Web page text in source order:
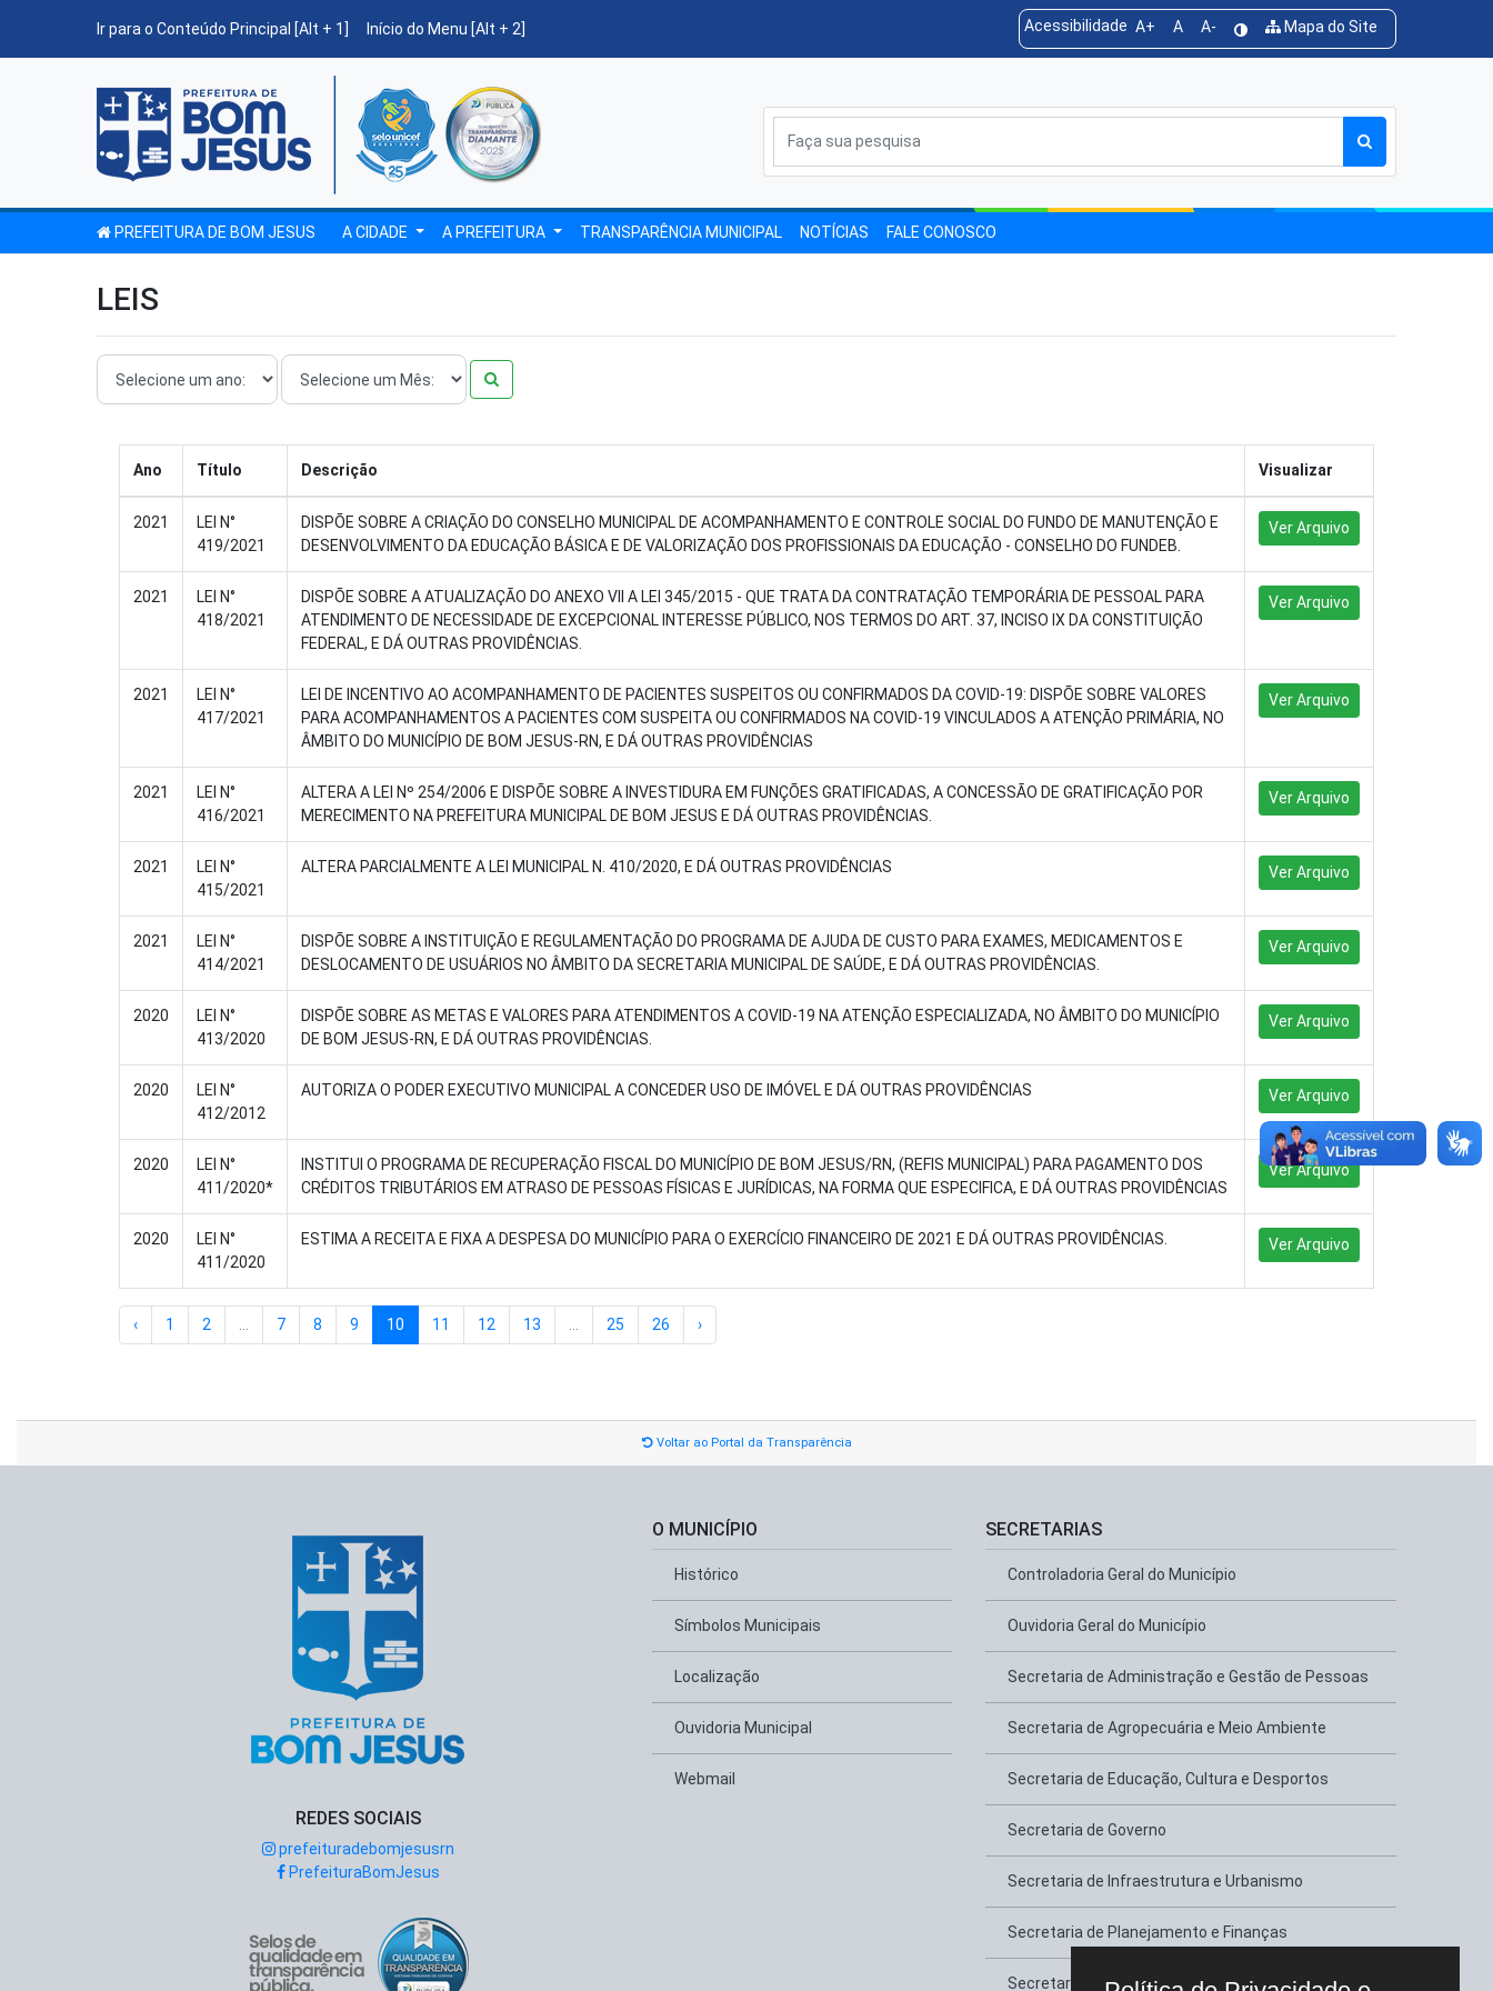
Ir para o Conteúdo Principal [Alt + 1] Início do Menu [Alt + 2] Acessibilidade A+ A A- Mapa do Site
PREFEITURA DE BOM JESUS A CIDADE A PREFEITURA TRANSPARÊNCIA MUNICIPAL NOTÍCIAS FALE CONOSCO
LEIS
Ano Título Descrição Visualizar
2021
LEI N°
419/2021
DISPÕE SOBRE A CRIAÇÃO DO CONSELHO MUNICIPAL DE ACOMPANHAMENTO E CONTROLE SOCIAL DO FUNDO DE MANUTENÇÃO E
DESENVOLVIMENTO DA EDUCAÇÃO BÁSICA E DE VALORIZAÇÃO DOS PROFISSIONAIS DA EDUCAÇÃO - CONSELHO DO FUNDEB.
Ver Arquivo
2021
LEI N°
418/2021
DISPÕE SOBRE A ATUALIZAÇÃO DO ANEXO VII A LEI 345/2015 - QUE TRATA DA CONTRATAÇÃO TEMPORÁRIA DE PESSOAL PARA
ATENDIMENTO DE NECESSIDADE DE EXCEPCIONAL INTERESSE PÚBLICO, NOS TERMOS DO ART. 37, INCISO IX DA CONSTITUIÇÃO
FEDERAL, E DÁ OUTRAS PROVIDÊNCIAS.
Ver Arquivo
2021
LEI N°
417/2021
LEI DE INCENTIVO AO ACOMPANHAMENTO DE PACIENTES SUSPEITOS OU CONFIRMADOS DA COVID-19: DISPÕE SOBRE VALORES
PARA ACOMPANHAMENTOS A PACIENTES COM SUSPEITA OU CONFIRMADOS NA COVID-19 VINCULADOS A ATENÇÃO PRIMÁRIA, NO
ÂMBITO DO MUNICÍPIO DE BOM JESUS-RN, E DÁ OUTRAS PROVIDÊNCIAS
Ver Arquivo
2021
LEI N°
416/2021
ALTERA A LEI Nº 254/2006 E DISPÕE SOBRE A INVESTIDURA EM FUNÇÕES GRATIFICADAS, A CONCESSÃO DE GRATIFICAÇÃO POR
MERECIMENTO NA PREFEITURA MUNICIPAL DE BOM JESUS E DÁ OUTRAS PROVIDÊNCIAS.
Ver Arquivo
2021
LEI N°
415/2021
ALTERA PARCIALMENTE A LEI MUNICIPAL N. 410/2020, E DÁ OUTRAS PROVIDÊNCIAS Ver Arquivo
2021
LEI N°
414/2021
DISPÕE SOBRE A INSTITUIÇÃO E REGULAMENTAÇÃO DO PROGRAMA DE AJUDA DE CUSTO PARA EXAMES, MEDICAMENTOS E
DESLOCAMENTO DE USUÁRIOS NO ÂMBITO DA SECRETARIA MUNICIPAL DE SAÚDE, E DÁ OUTRAS PROVIDÊNCIAS.
Ver Arquivo
2020
LEI N°
413/2020
DISPÕE SOBRE AS METAS E VALORES PARA ATENDIMENTOS A COVID-19 NA ATENÇÃO ESPECIALIZADA, NO ÂMBITO DO MUNICÍPIO
DE BOM JESUS-RN, E DÁ OUTRAS PROVIDÊNCIAS.
Ver Arquivo
2020
LEI N°
412/2012
AUTORIZA O PODER EXECUTIVO MUNICIPAL A CONCEDER USO DE IMÓVEL E DÁ OUTRAS PROVIDÊNCIAS Ver Arquivo
2020
LEI N°
411/2020*
INSTITUI O PROGRAMA DE RECUPERAÇÃO FISCAL DO MUNICÍPIO DE BOM JESUS/RN, (REFIS MUNICIPAL) PARA PAGAMENTO DOS
CRÉDITOS TRIBUTÁRIOS EM ATRASO DE PESSOAS FÍSICAS E JURÍDICAS, NA FORMA QUE ESPECIFICA, E DÁ OUTRAS PROVIDÊNCIAS
Ver Arquivo
2020
LEI N°
411/2020
ESTIMA A RECEITA E FIXA A DESPESA DO MUNICÍPIO PARA O EXERCÍCIO FINANCEIRO DE 2021 E DÁ OUTRAS PROVIDÊNCIAS. Ver Arquivo
‹ 1 2 7 8 9 10 11 12 13 25 26 ›
Voltar ao Portal da Transparência
REDES SOCIAIS
prefeituradebomjesusrn
PrefeituraBomJesus
O MUNICÍPIO
Histórico
Símbolos Municipais
Localização
Ouvidoria Municipal
Webmail
SECRETARIAS
Controladoria Geral do Município
Ouvidoria Geral do Município
Secretaria de Administração e Gestão de Pessoas
Secretaria de Agropecuária e Meio Ambiente
Secretaria de Educação, Cultura e Desportos
Secretaria de Governo
Secretaria de Infraestrutura e Urbanismo
Secretaria de Planejamento e Finanças
Secretaria de Saúde